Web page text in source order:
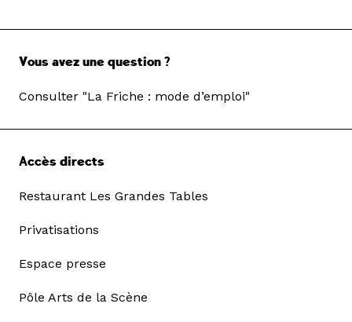
Vous avez une question ?
Consulter "La Friche : mode d’emploi"
Accès directs
Restaurant Les Grandes Tables
Privatisations
Espace presse
Pôle Arts de la Scène